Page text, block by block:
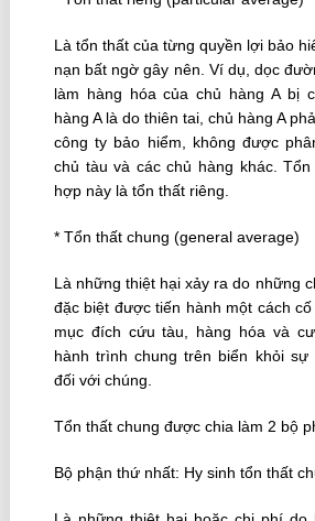
Là tổn thất của từng quyền lợi bảo
nạn bất ngờ gây nên. Ví dụ, dọc
làm hàng hóa của chủ hàng A bị
hàng A là do thiên tai, chủ hàng A
công ty bảo hiểm, không được
chủ tàu và các chủ hàng khác.
hợp này là tổn thất riêng.
* Tổn thất chung (general average)
Là những thiệt hại xảy ra do những
đặc biệt được tiến hành một cách
mục đích cứu tàu, hàng hóa và
hành trình chung trên biển khỏi sự
đối với chúng.
Tổn thất chung được chia làm 2 bộ
Bộ phận thứ nhất: Hy sinh tổn thất